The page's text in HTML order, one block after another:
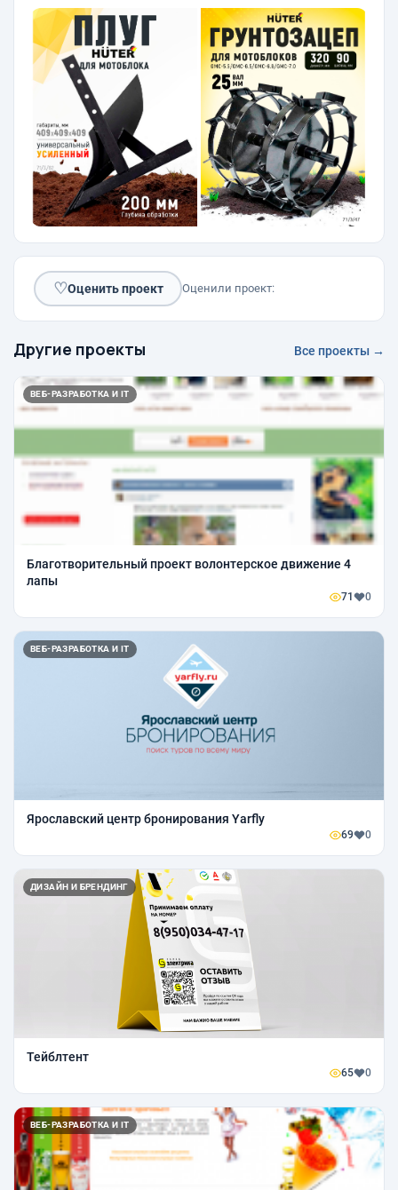
♡Оценить проект Оценили проект:
Другие проекты Все проекты →
ВЕБ-РАЗРАБОТКА И IT
Благотворительный проект волонтерское движение 4
лапы
71 0
ВЕБ-РАЗРАБОТКА И IT
Ярославский центр бронирования Yarfly
69 0
ДИЗАЙН И БРЕНДИНГ
Тейблтент
65 0
ВЕБ-РАЗРАБОТКА И IT